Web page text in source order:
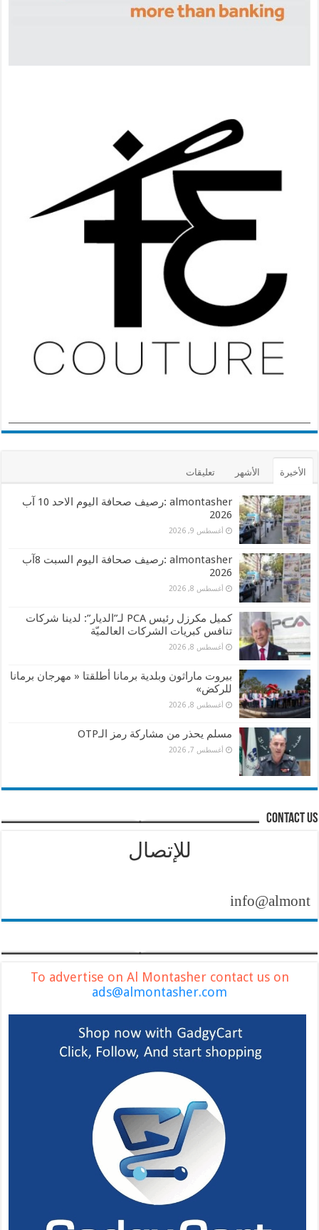
الأخيرة الأشهر تعليقات
almontasher :رصيف صحافة اليوم الاحد 10 آب
2026
أغسطس 9, 2026
almontasher :رصيف صحافة اليوم السبت 8آب
2026
أغسطس 8, 2026
كميل مكرزل رئيس PCA لـ”الديار”: لدينا شركات
تنافس كبريات الشركات العالميّة
أغسطس 8, 2026
بيروت ماراثون وبلدية برمانا أطلقتا « مهرجان برمانا
للركض»
أغسطس 8, 2026
مسلم يحذر من مشاركة رمز الـOTP
أغسطس 7, 2026
contact us
للإتصال
To advertise on Al Montasher contact us on
ads@almontasher.com